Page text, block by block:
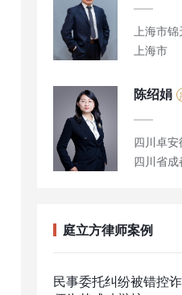
上海市
上海市
陈绍娟
四川卓
四川省
庭立方律师案例
民事委托纠纷被错控